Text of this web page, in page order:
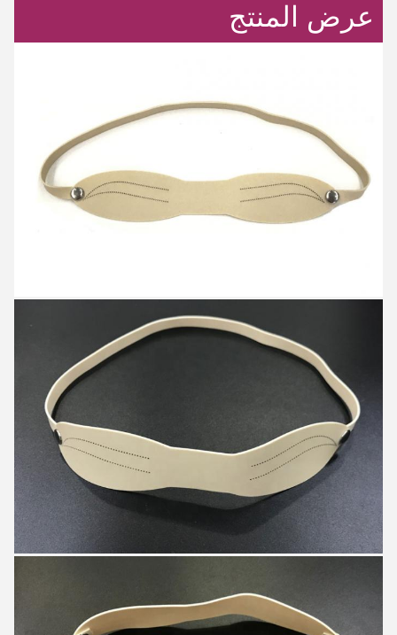
عرض المنتج